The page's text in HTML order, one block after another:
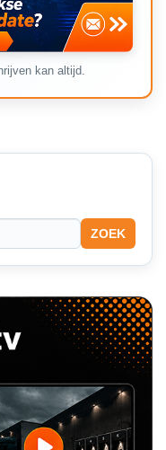
kan altijd.
ZOEK